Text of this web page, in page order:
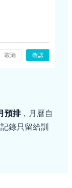
預排，月曆自
錄只留給訓